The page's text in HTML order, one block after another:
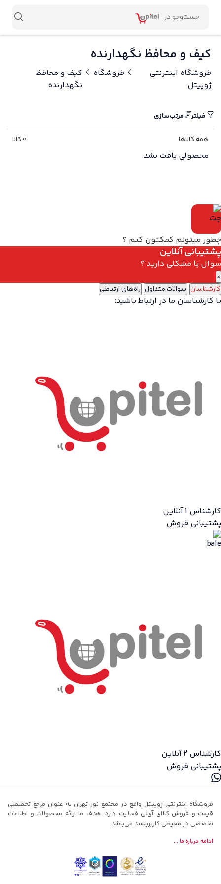
کیف و محافظ نگهدارنده
فروشگاه اینترنتی
ژوپیتل
فروشگاه
کیف و محافظ
نگهدارنده
فیلتر مرتب‌سازی
همه کالاها 0 کالا
محصولی یافت نشد.
چطور میتونم کمکتون کنم ؟
پشتیبانی آنلاین
سوال یا مشکلی دارید ؟
×
کارشناسان سوالات متداول راه‌های ارتباطی
با کارشناسان ما در ارتباط باشید:
کارشناس 1 آنلاین
پشتیبانی فروش
کارشناس 2
آنلاین
پشتیبانی فروش
فروشگاه اینترنتی ژوپیتل واقع در مجتمع نور تهران به عنوان مرجع تخصصی
قیمت و فروش کالای آی‌تی فعالیت دارد. هدف ما ارائه محصولات و اطلاعات
تخصصی در محیطی کاربرپسند می‌باشد.
ادامه درباره ما ...